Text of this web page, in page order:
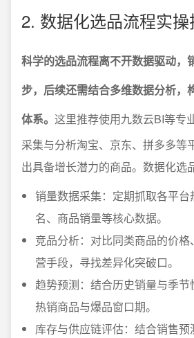
2. 数据化选品流程实操
科学的选品流程离不开数据驱动，
步，后续还需结合多维数据分析，
体系。 这里推荐使用九数云BI等专
采集与分析淘宝、京东、拼多多等
出具备增长潜力的商品。数据化选
销量数据采集：定期抓取各平
名、商品销量等核心数据。
竞品分析：对比同类商品的价
营手段，寻找差异化突破口。
趋势预测：结合历史销量与季
热销商品与爆品窗口期。
库存与供应链评估：结合销售